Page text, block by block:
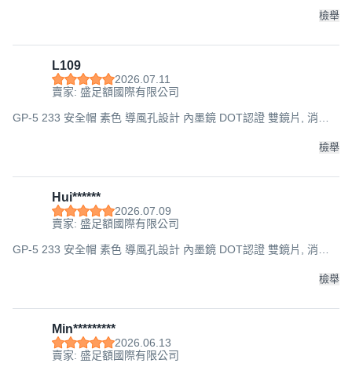
檢舉
L109
2026.07.11
賣家: 盛足額國際有限公司
GP-5 233 安全帽 素色 導風孔設計 內墨鏡 DOT認證 雙鏡片, 消光
檢舉
Hui******
2026.07.09
賣家: 盛足額國際有限公司
GP-5 233 安全帽 素色 導風孔設計 內墨鏡 DOT認證 雙鏡片, 消光
檢舉
Min*********
2026.06.13
賣家: 盛足額國際有限公司